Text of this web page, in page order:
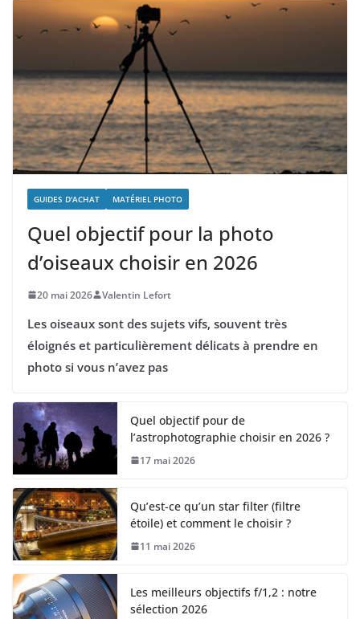
GUIDES D'ACHAT MATÉRIEL PHOTO
Quel objectif pour la photo
d’oiseaux choisir en 2026
20 mai 2026 Valentin Lefort
Les oiseaux sont des sujets vifs, souvent très
éloignés et particulièrement délicats à prendre en
photo si vous n’avez pas
Quel objectif pour de
l’astrophotographie choisir en 2026 ?
17 mai 2026
Qu’est-ce qu’un star filter (filtre
étoile) et comment le choisir ?
11 mai 2026
Les meilleurs objectifs f/1,2 : notre
sélection 2026